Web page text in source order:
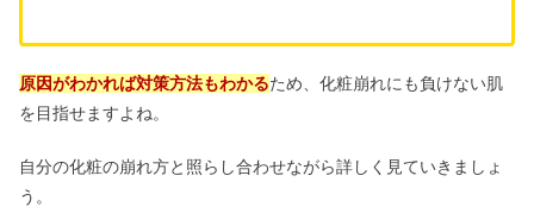
原因がわかれば対策方法もわかるため、化粧崩れにも負けない肌
を目指せますよね。
自分の化粧の崩れ方と照らし合わせながら詳しく見ていきましょ
う。